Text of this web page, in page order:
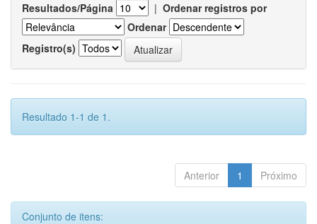
Resultados/Página | Ordenar registros por
Ordenar
Registro(s)
Resultado 1-1 de 1.
Anterior 1 Próximo
Conjunto de itens: